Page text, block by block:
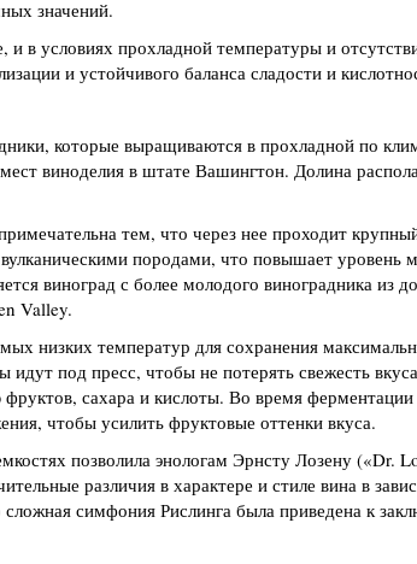
значений.
в условиях прохладной температуры и
и устойчивого баланса сладости и
которые выращиваются в прохладной по
виноделия в штате Вашингтон. Долина
тем, что через нее проходит
породами, что повышает уровень
виноград с более молодого виноградника из
Valley.
низких температур для сохранения
идут под пресс, чтобы не потерять свежесть
сахара и кислоты. Во время
чтобы усилить фруктовые оттенки вкуса.
позволила энологам Эрнсту Лозену («Dr.
различия в характере и стиле вина в
симфония Рислинга была приведена к